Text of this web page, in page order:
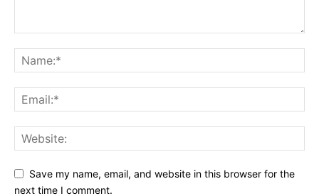
Save my name, email, and website in this browser for the
next time I comment.